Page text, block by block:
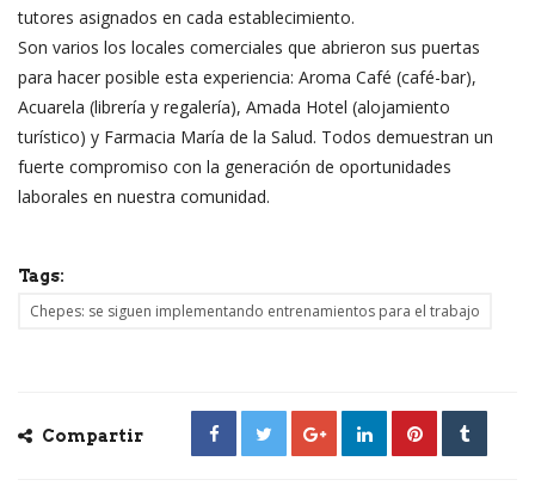
tutores asignados en cada establecimiento.
Son varios los locales comerciales que abrieron sus puertas
para hacer posible esta experiencia: Aroma Café (café-bar),
Acuarela (librería y regalería), Amada Hotel (alojamiento
turístico) y Farmacia María de la Salud. Todos demuestran un
fuerte compromiso con la generación de oportunidades
laborales en nuestra comunidad.
Tags:
Chepes: se siguen implementando entrenamientos para el trabajo
Compartir